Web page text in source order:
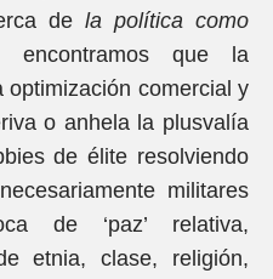
de la política como
encontramos que la
comercial y
o anhela la plusvalía
de élite resolviendo
militares
de ‘paz’ relativa,
etnia, clase, religión,